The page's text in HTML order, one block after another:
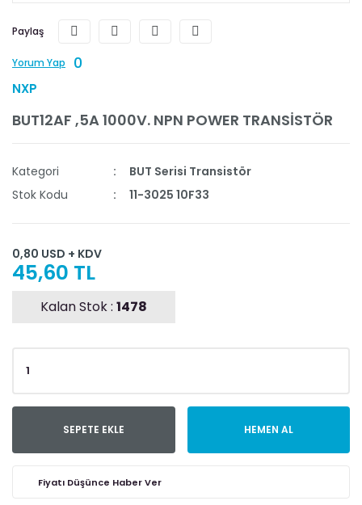
Paylaş
Yorum Yap 0
NXP
BUT12AF ,5A 1000V. NPN POWER TRANSİSTÖR
Kategori
BUT Serisi Transistör
Stok Kodu
11-3025 10F33
0,80 USD + KDV
45,60 TL
Kalan Stok : 1478
SEPETE EKLE HEMEN AL
Fiyatı Düşünce Haber Ver